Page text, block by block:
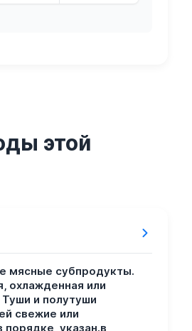
этой
мясные субпродукты.
охлажденная или
и полутуши
свежие или
указан.в